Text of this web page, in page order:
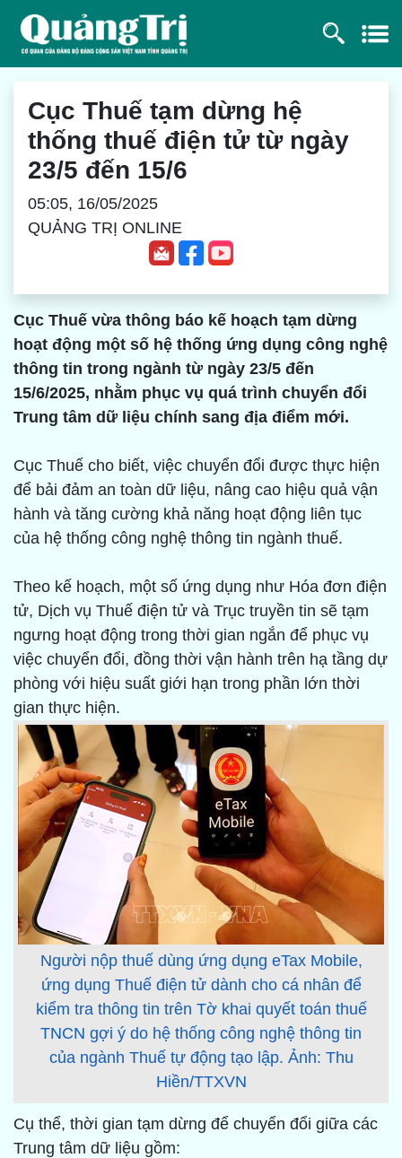
Cục Thuế tạm dừng hệ
thống thuế điện tử từ ngày
23/5 đến 15/6
05:05, 16/05/2025
QUẢNG TRỊ ONLINE
Cục Thuế vừa thông báo kế hoạch tạm dừng
hoạt động một số hệ thống ứng dụng công nghệ
thông tin trong ngành từ ngày 23/5 đến
15/6/2025, nhằm phục vụ quá trình chuyển đổi
Trung tâm dữ liệu chính sang địa điểm mới.
Cục Thuế cho biết, việc chuyển đổi được thực hiện
để bải đảm an toàn dữ liệu, nâng cao hiệu quả vận
hành và tăng cường khả năng hoạt động liên tục
của hệ thống công nghệ thông tin ngành thuế.
Theo kế hoạch, một số ứng dụng như Hóa đơn điện
tử, Dịch vụ Thuế điện tử và Trục truyền tin sẽ tạm
ngưng hoạt động trong thời gian ngắn để phục vụ
việc chuyển đổi, đồng thời vận hành trên hạ tầng dự
phòng với hiệu suất giới hạn trong phần lớn thời
gian thực hiện.
Người nộp thuế dùng ứng dụng eTax Mobile,
ứng dụng Thuế điện tử dành cho cá nhân để
kiểm tra thông tin trên Tờ khai quyết toán thuế
TNCN gợi ý do hệ thống công nghệ thông tin
của ngành Thuế tự động tạo lập. Ảnh: Thu
Hiền/TTXVN
Cụ thể, thời gian tạm dừng để chuyển đổi giữa các
Trung tâm dữ liệu gồm: